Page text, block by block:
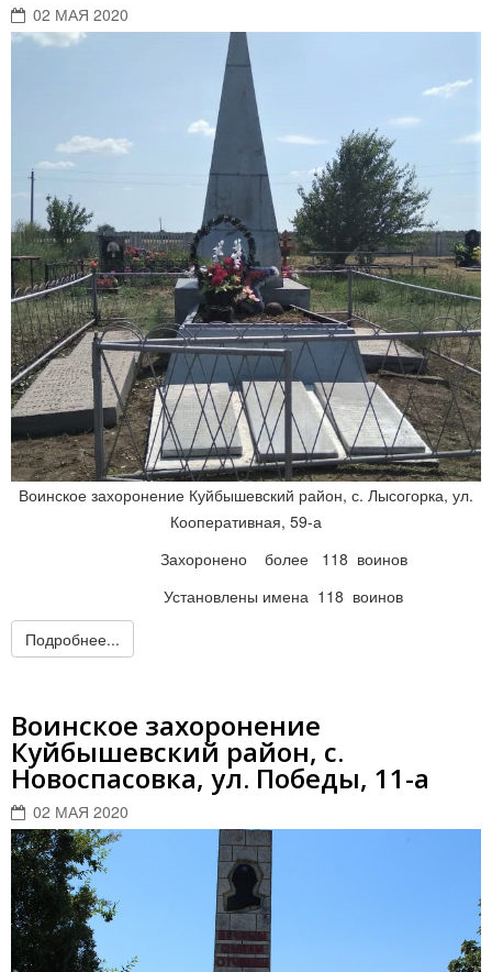
02 МАЯ 2020
Воинское захоронение Куйбышевский район, с. Лысогорка, ул.
Кооперативная, 59-а
Захоронено более 118 воинов
Установлены имена 118 воинов
Подробнее...
Воинское захоронение
Куйбышевский район, с.
Новоспасовка, ул. Победы, 11-а
02 МАЯ 2020